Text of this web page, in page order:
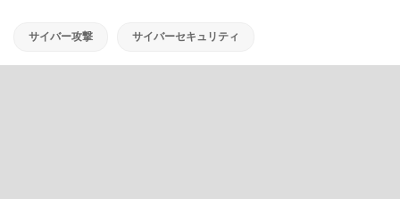
サイバー攻撃 サイバーセキュリティ